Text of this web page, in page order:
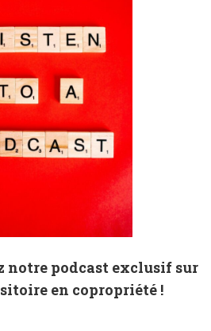
notre podcast exclusif sur
en copropriété !